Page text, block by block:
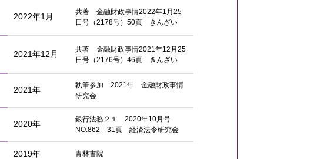
2022年1月
共著 金融財政事情2022年1月25
日号（2178号）50頁 きんざい
2021年12月
共著 金融財政事情2021年12月25
日号（2176号）46頁 きんざい
2021年
執筆参加 2021年 金融財政事情
研究会
2020年
銀行法務２１ 2020年10月号
NO.862 31頁 経済法令研究会
2019年 青林書院